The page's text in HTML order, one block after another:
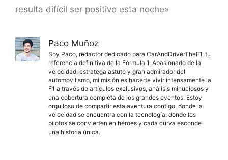
resulta difícil ser positivo esta noche»
Paco Muñoz
Soy Paco, redactor dedicado para CarAndDriverTheF1, tu
referencia definitiva de la Fórmula 1. Apasionado de la
velocidad, estratega astuto y gran admirador del
automovilismo, mi misión es hacerte vivir intensamente la
F1 a través de artículos exclusivos, análisis minuciosos y
una cobertura completa de los grandes eventos. Estoy
orgulloso de compartir esta aventura contigo, donde la
velocidad se encuentra con la tecnología, donde los
pilotos se convierten en héroes y cada curva esconde
una historia única.